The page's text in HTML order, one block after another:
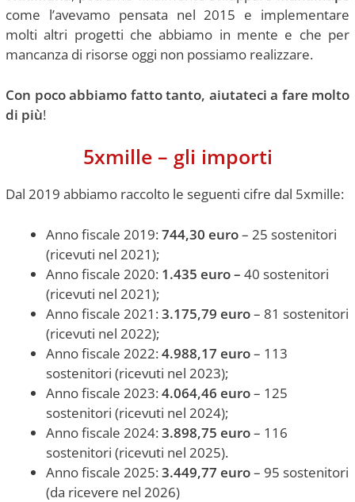
come l’avevamo pensata nel 2015 e implementare
molti altri progetti che abbiamo in mente e che per
mancanza di risorse oggi non possiamo realizzare.
Con poco abbiamo fatto tanto, aiutateci a fare molto
di più!
5xmille – gli importi
Dal 2019 abbiamo raccolto le seguenti cifre dal 5xmille:
Anno fiscale 2019:744,30 euro– 25 sostenitori
(ricevuti nel 2021);
Anno fiscale 2020: 1.435 euro – 40 sostenitori
(ricevuti nel 2021);
Anno fiscale 2021:3.175,79 euro– 81 sostenitori
(ricevuti nel 2022);
Anno fiscale 2022:4.988,17 euro– 113
sostenitori (ricevuti nel 2023);
Anno fiscale 2023:4.064,46 euro– 125
sostenitori (ricevuti nel 2024);
Anno fiscale 2024:3.898,75 euro– 116
sostenitori (ricevuti nel 2025).
Anno fiscale 2025:3.449,77 euro– 95 sostenitori
(da ricevere nel 2026)